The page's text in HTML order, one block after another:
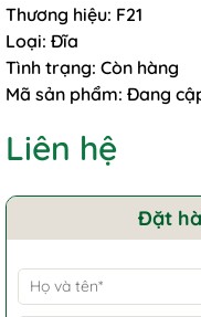
Thương hiệu: F21
Loại: Đĩa
Tình trạng: Còn hàng
Mã sản phẩm: Đang
Liên hệ
Đặt